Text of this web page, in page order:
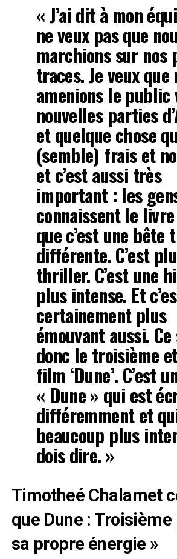
« J’ai dit à mon
ne veux pas que
marchions sur nos
traces. Je veux que
amenions le public
nouvelles parties
et quelque chose
(semble) frais et
et c’est aussi très
important : les
connaissent le
que c’est une bête
différente. C’est
thriller. C’est une
plus intense. Et
certainement plus
émouvant aussi.
donc le troisième
film ‘Dune’. C’est
« Dune » qui est
différemment et
beaucoup plus
dois dire. »
Timotheé Chalamet
que Dune : Troisième
sa propre énergie »